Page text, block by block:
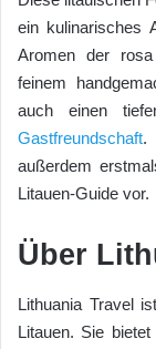
ein kulinarisches
Aromen der
feinem
auch einen
Gastfreundschaft.
außerdem
Litauen-Guide vor.
Über
Lithuania Travel
Litauen. Sie